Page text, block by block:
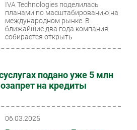
IVA Technologies поделилась
планами по масштабированию на
международном рынке. В
ближайшие два года компания
собирается открыть
подано уже 5 млн
на кредиты
06.03.2025